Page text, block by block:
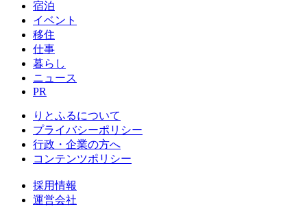
宿泊
イベント
移住
仕事
暮らし
ニュース
PR
りとふるについて
プライバシーポリシー
行政・企業の方へ
コンテンツポリシー
採用情報
運営会社